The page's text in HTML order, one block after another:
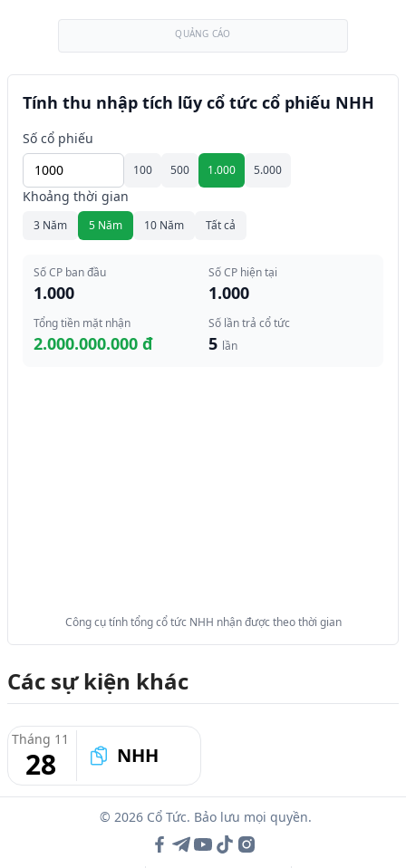
QUẢNG CÁO
Tính thu nhập tích lũy cổ tức cổ phiếu NHH
Số cổ phiếu
100 500 1.000 5.000
Khoảng thời gian
3 Năm 5 Năm 10 Năm Tất cả
Số CP ban đầu
1.000
Số CP hiện tại
1.000
Tổng tiền mặt nhận
2.000.000.000 đ
Số lần trả cổ tức
5 lần
Công cụ tính tổng cổ tức NHH nhận được theo thời gian
Các sự kiện khác
Tháng 11
28 NHH
© 2026 Cổ Tức. Bảo lưu mọi quyền.